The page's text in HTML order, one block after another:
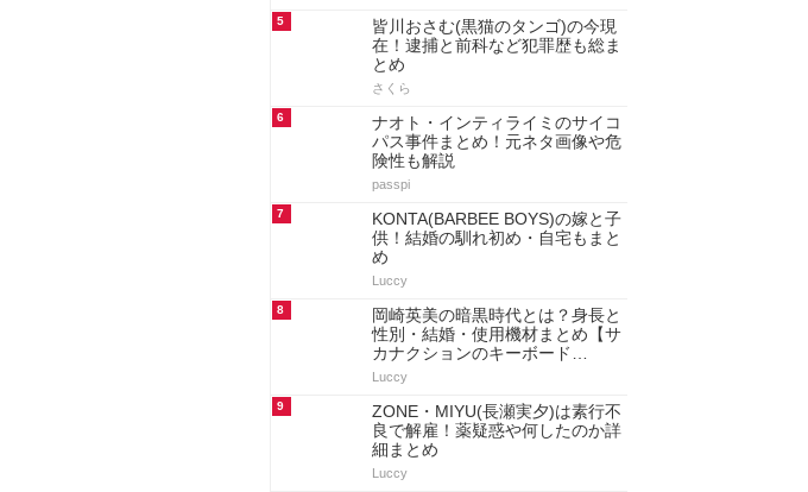
5
皆川おさむ(黒猫のタンゴ)の今現
在！逮捕と前科など犯罪歴も総ま
とめ
さくら
6
ナオト・インティライミのサイコ
パス事件まとめ！元ネタ画像や危
険性も解説
passpi
7
KONTA(BARBEE BOYS)の嫁と子
供！結婚の馴れ初め・自宅もまと
め
Luccy
8
岡崎英美の暗黒時代とは？身長と
性別・結婚・使用機材まとめ【サ
カナクションのキーボード…
Luccy
9
ZONE・MIYU(長瀬実夕)は素行不
良で解雇！薬疑惑や何したのか詳
細まとめ
Luccy